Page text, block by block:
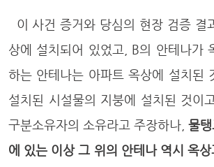
상에 설치되어 있었고, B의 안테나가
하는 안테나는 아파트 옥상에 설치된
설치된 시설물의 지붕에 설치된 것이
구분소유자의 소유라고 주장하나, 물
에 있는 이상 그 위의 안테나 역시 옥